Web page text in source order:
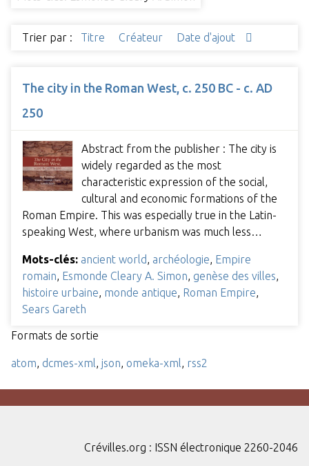
Trier par : Titre Créateur Date d'ajout
The city in the Roman West, c. 250 BC - c. AD
250
Abstract from the publisher : The city is
widely regarded as the most
characteristic expression of the social,
cultural and economic formations of the
Roman Empire. This was especially true in the Latin-
speaking West, where urbanism was much less…
Mots-clés: ancient world archéologie Empire
romain Esmonde Cleary A. Simon genèse des villes
histoire urbaine monde antique Roman Empire
Sears Gareth
Formats de sortie
atom dcmes-xml json omeka-xml rss2
Crévilles.org : ISSN électronique 2260-2046